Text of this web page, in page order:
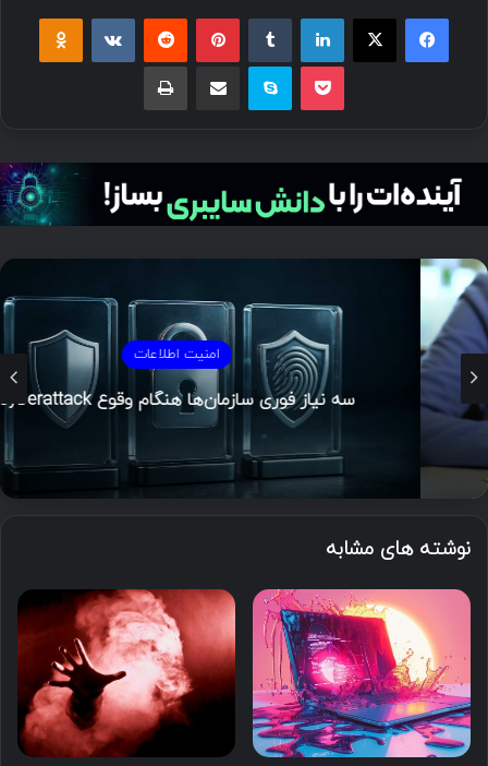
امنیت اطلاعات
سه نیاز فوری سازمان‌ها هنگام وقوع Cyberattack
نوشته های مشابه